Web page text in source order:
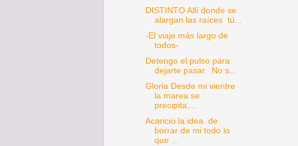
DISTINTO Allí donde se
alargan las raíces tú...
-El viaje más largo de
todos-
Detengo el pulso para
dejarte pasar. No s...
Gloria Desde mi vientre
la marea se
precipita,...
Acaricio la idea de
borrar de mi todo lo
que ...